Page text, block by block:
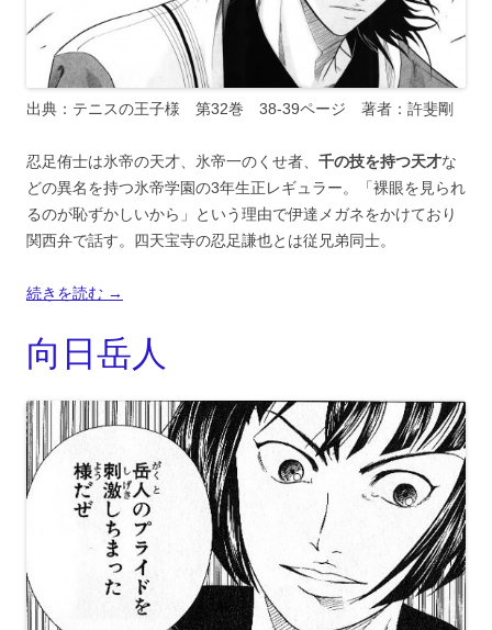
出典：テニスの王子様 第32巻 38-39ページ 著者：許斐剛
忍足侑士は氷帝の天才、氷帝一のくせ者、 千の技を持つ天才な
どの異名を持つ氷帝学園の3年生正レギュラー。「裸眼を見られ
るのが恥ずかしいから」という理由で伊達メガネをかけており
関西弁で話す。四天宝寺の忍足謙也とは従兄弟同士。
続きを読む →
向日岳人